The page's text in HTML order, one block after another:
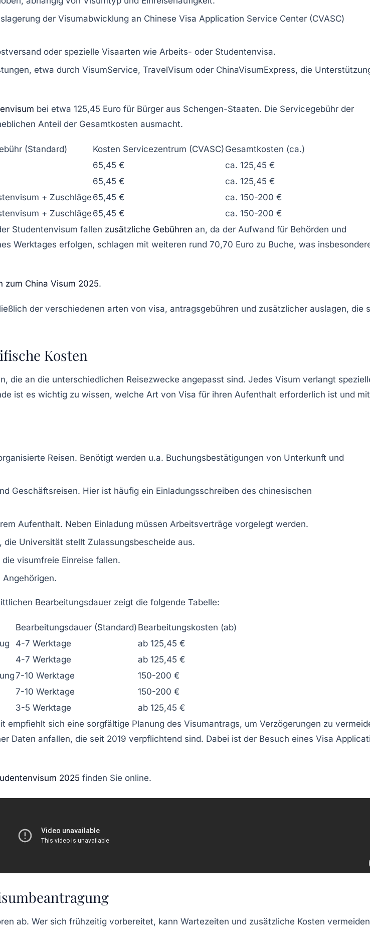
der Visumabwicklung an Chinese Visa Application Service Center (CVASC)
oder spezielle Visaarten wie Arbeits- oder Studentenvisa.
etwa durch VisumService, TravelVisum oder ChinaVisumExpress, die
bei etwa 125,45 Euro für Bürger aus Schengen-Staaten. Die Servicegebühr der
Anteil der Gesamtkosten ausmacht.
(Standard) Kosten Servicezentrum (CVASC) Gesamtkosten (ca.)
65,45 €
ca. 125,45 €
65,45 €
ca. 125,45 €
+ Zuschläge 65,45 €
ca. 150-200 €
+ Zuschläge 65,45 €
ca. 150-200 €
Studentenvisum fallen zusätzliche Gebühren an, da der Aufwand für Behörden und
Werktages erfolgen, schlagen mit weiteren rund 70,70 Euro zu Buche, was
zum China Visum 2025.
Kosten
die an die unterschiedlichen Reisezwecke angepasst sind. Jedes Visum verlangt
ist es wichtig zu wissen, welche Art von Visa für ihren Aufenthalt erforderlich ist und mit
Reisen. Benötigt werden u.a. Buchungsbestätigungen von Unterkunft und
Geschäftsreisen. Hier ist häufig ein Einladungsschreiben des chinesischen
Aufenthalt. Neben Einladung müssen Arbeitsverträge vorgelegt werden.
die Universität stellt Zulassungsbescheide aus.
visumfreie Einreise fallen.
Angehörigen.
Bearbeitungsdauer zeigt die folgende Tabelle:
Bearbeitungsdauer (Standard) Bearbeitungskosten (ab)
4-7 Werktage
ab 125,45 €
4-7 Werktage
ab 125,45 €
7-10 Werktage
150-200 €
7-10 Werktage
150-200 €
3-5 Werktage
ab 125,45 €
sich eine sorgfältige Planung des Visumantrags, um Verzögerungen zu
Daten anfallen, die seit 2019 verpflichtend sind. Dabei ist der Besuch eines Visa
2025 finden Sie online.
ab. Wer sich frühzeitig vorbereitet, kann Wartezeiten und zusätzliche Kosten